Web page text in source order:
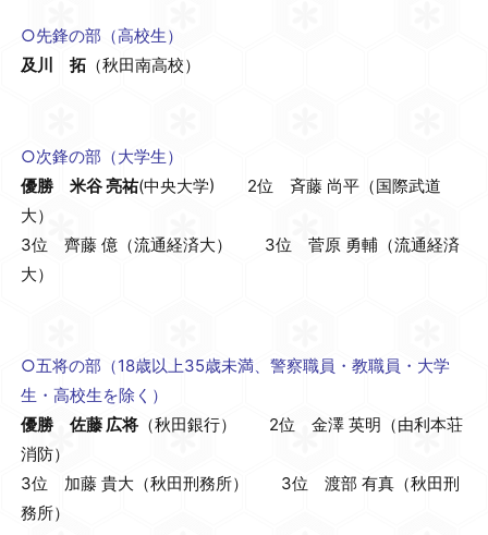
○先鋒の部（高校生）
及川 拓（秋田南高校）
○次鋒の部（大学生）
優勝 米谷 亮祐(中央大学) 2位 斉藤 尚平（国際武道
大）
3位 齊藤 億（流通経済大） 3位 菅原 勇輔（流通経済
大）
○五将の部（18歳以上35歳未満、警察職員・教職員・大学
生・高校生を除く）
優勝 佐藤 広将（秋田銀行） 2位 金澤 英明（由利本荘
消防）
3位 加藤 貴大（秋田刑務所） 3位 渡部 有真（秋田刑
務所）